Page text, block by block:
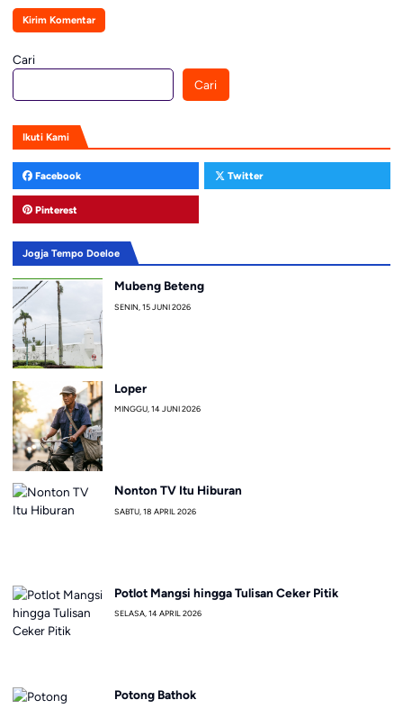
Cari
Cari
Ikuti Kami
Facebook Twitter
Pinterest
Jogja Tempo Doeloe
Mubeng Beteng
SENIN, 15 JUNI 2026
Loper
MINGGU, 14 JUNI 2026
Nonton TV Itu Hiburan
SABTU, 18 APRIL 2026
Potlot Mangsi hingga Tulisan Ceker Pitik
SELASA, 14 APRIL 2026
Potong Bathok